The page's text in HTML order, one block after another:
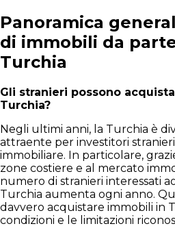
Panoramica
di immobili da
Turchia
Gli stranieri possono
Turchia?
Negli ultimi anni, la Turchia è
attraente per investitori
immobiliare. In particolare,
zone costiere e al mercato
numero di stranieri interessati
Turchia aumenta ogni anno.
davvero acquistare immobili in
condizioni e le limitazioni